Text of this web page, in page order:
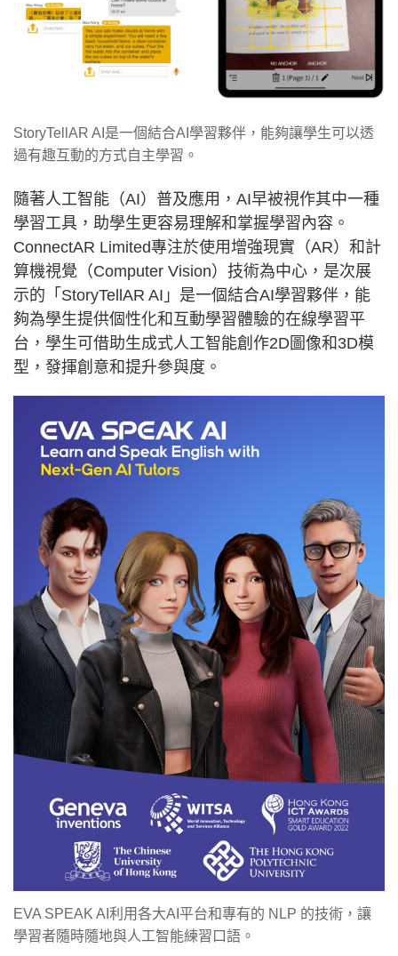
StoryTellAR AI是一個結合AI學習夥伴，能夠讓學生可以透
過有趣互動的方式自主學習。
隨著人工智能（AI）普及應用，AI早被視作其中一種
學習工具，助學生更容易理解和掌握學習內容。
ConnectAR Limited專注於使用增強現實（AR）和計
算機視覺（Computer Vision）技術為中心，是次展
示的「StoryTellAR AI」是一個結合AI學習夥伴，能
夠為學生提供個性化和互動學習體驗的在線學習平
台，學生可借助生成式人工智能創作2D圖像和3D模
型，發揮創意和提升參與度。
EVA SPEAK AI利用各大AI平台和專有的 NLP 的技術，讓
學習者隨時隨地與人工智能練習口語。